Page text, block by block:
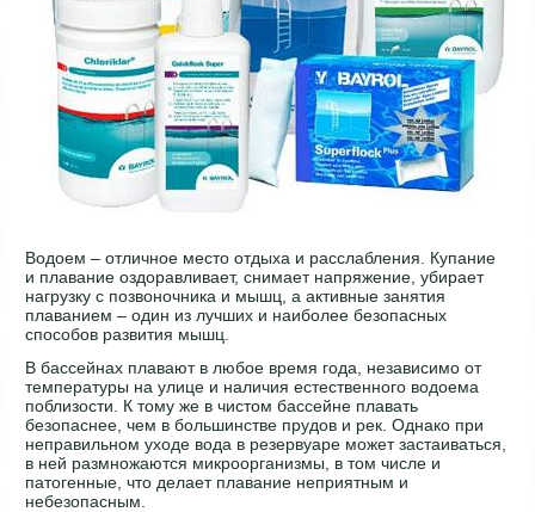
Водоем – отличное место отдыха и расслабления. Купание
и плавание оздоравливает, снимает напряжение, убирает
нагрузку с позвоночника и мышц, а активные занятия
плаванием – один из лучших и наиболее безопасных
способов развития мышц.
В бассейнах плавают в любое время года, независимо от
температуры на улице и наличия естественного водоема
поблизости. К тому же в чистом бассейне плавать
безопаснее, чем в большинстве прудов и рек. Однако при
неправильном уходе вода в резервуаре может застаиваться,
в ней размножаются микроорганизмы, в том числе и
патогенные, что делает плавание неприятным и
небезопасным.